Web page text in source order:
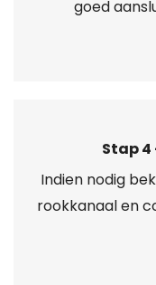
goed
Stap
Indien nodig
rookkanaal en